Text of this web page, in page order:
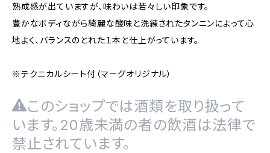
熟成感が出ていますが、味わいは若々しい印象です。
豊かなボディながら綺麗な酸味と洗練されたタンニンによって心
地よく、バランスのとれた１本と仕上がっています。
※テクニカルシート付（マーグオリジナル）
このショップでは酒類を取り扱って
います。20歳未満の者の飲酒は法律で
禁止されています。